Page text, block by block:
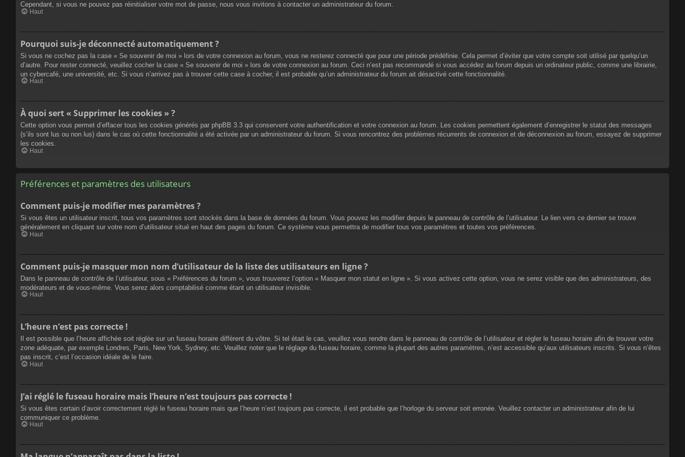
Cependant, si vous ne pouvez pas réinitialiser votre mot de passe, nous vous invitons à contacter un administrateur du forum.
Haut
Pourquoi suis-je déconnecté automatiquement ?
Si vous ne cochez pas la case « Se souvenir de moi » lors de votre connexion au forum, vous ne resterez connecté que pour une période prédéfinie. Cela permet d’éviter que votre compte soit utilisé par quelqu’un
d’autre. Pour rester connecté, veuillez cocher la case « Se souvenir de moi » lors de votre connexion au forum. Ceci n’est pas recommandé si vous accédez au forum depuis un ordinateur public, comme une librairie,
un cybercafé, une université, etc. Si vous n’arrivez pas à trouver cette case à cocher, il est probable qu’un administrateur du forum ait désactivé cette fonctionnalité.
Haut
À quoi sert « Supprimer les cookies » ?
Cette option vous permet d’effacer tous les cookies générés par phpBB 3.3 qui conservent votre authentification et votre connexion au forum. Les cookies permettent également d’enregistrer le statut des messages
(s’ils sont lus ou non lus) dans le cas où cette fonctionnalité a été activée par un administrateur du forum. Si vous rencontrez des problèmes récurrents de connexion et de déconnexion au forum, essayez de supprimer
les cookies.
Haut
Préférences et paramètres des utilisateurs
Comment puis-je modifier mes paramètres ?
Si vous êtes un utilisateur inscrit, tous vos paramètres sont stockés dans la base de données du forum. Vous pouvez les modifier depuis le panneau de contrôle de l’utilisateur. Le lien vers ce dernier se trouve
généralement en cliquant sur votre nom d’utilisateur situé en haut des pages du forum. Ce système vous permettra de modifier tous vos paramètres et toutes vos préférences.
Haut
Comment puis-je masquer mon nom d’utilisateur de la liste des utilisateurs en ligne ?
Dans le panneau de contrôle de l’utilisateur, sous « Préférences du forum », vous trouverez l’option « Masquer mon statut en ligne ». Si vous activez cette option, vous ne serez visible que des administrateurs, des
modérateurs et de vous-même. Vous serez alors comptabilisé comme étant un utilisateur invisible.
Haut
L’heure n’est pas correcte !
Il est possible que l’heure affichée soit réglée sur un fuseau horaire différent du vôtre. Si tel était le cas, veuillez vous rendre dans le panneau de contrôle de l’utilisateur et régler le fuseau horaire afin de trouver votre
zone adéquate, par exemple Londres, Paris, New York, Sydney, etc. Veuillez noter que le réglage du fuseau horaire, comme la plupart des autres paramètres, n’est accessible qu’aux utilisateurs inscrits. Si vous n’êtes
pas inscrit, c’est l’occasion idéale de le faire.
Haut
J’ai réglé le fuseau horaire mais l’heure n’est toujours pas correcte !
Si vous êtes certain d’avoir correctement réglé le fuseau horaire mais que l’heure n’est toujours pas correcte, il est probable que l’horloge du serveur soit erronée. Veuillez contacter un administrateur afin de lui
communiquer ce problème.
Haut